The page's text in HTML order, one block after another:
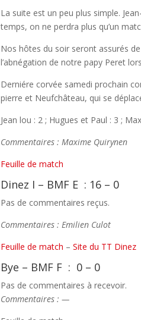
La suite est un peu plus simple.
temps, on ne perdra plus qu’un
Nos hôtes du soir seront assurés
l’abnégation de notre papy Peret
Derniére corvée samedi prochain
pierre et Neufchâteau, qui se
Jean lou : 2 ; Hugues et Paul : 3 ;
Commentaires : Maxime Quirynen
Feuille de match
Dinez I – BMF E : 16 – 0
Pas de commentaires reçus.
Commentaires : Emilien Culot
Feuille de match –Site du TT Dinez
Bye – BMF F : 0 – 0
Pas de commentaires à recevoir.
Commentaires : —